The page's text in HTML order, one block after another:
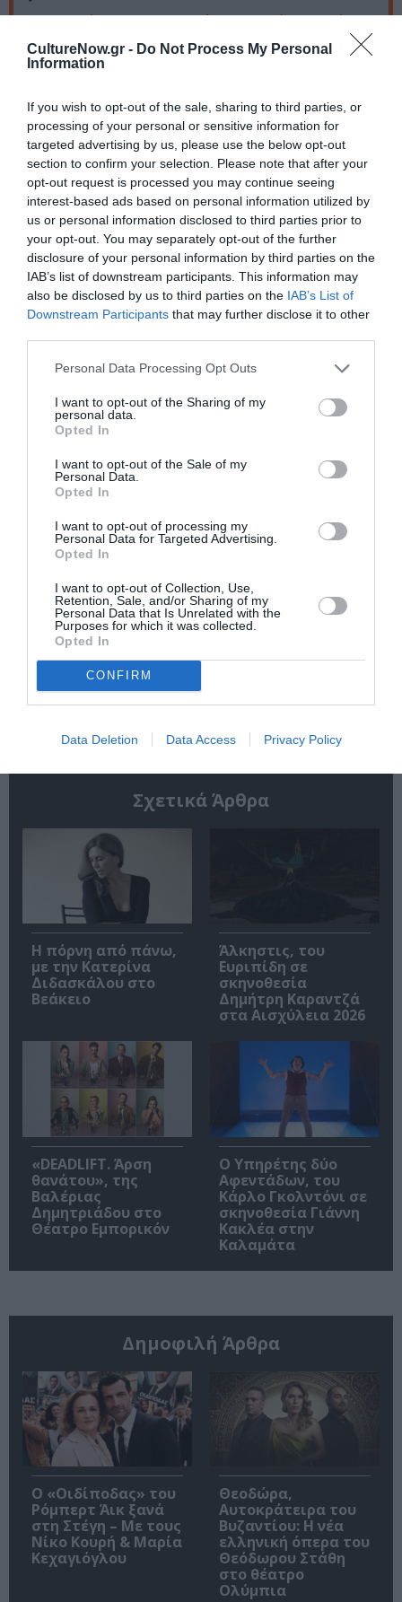
CultureNow.gr - Do Not Process My Personal
Information
If you wish to opt-out of the sale, sharing to third parties, or
processing of your personal or sensitive information for
targeted advertising by us, please use the below opt-out
section to confirm your selection. Please note that after your
opt-out request is processed you may continue seeing
interest-based ads based on personal information utilized by
us or personal information disclosed to third parties prior to
your opt-out. You may separately opt-out of the further
disclosure of your personal information by third parties on the
IAB’s list of downstream participants. This information may
also be disclosed by us to third parties on the IAB’s List of
Downstream Participants that may further disclose it to other
Personal Data Processing Opt Outs
I want to opt-out of the Sharing of my
personal data.
Opted In
I want to opt-out of the Sale of my
Personal Data.
Opted In
I want to opt-out of processing my
Personal Data for Targeted Advertising.
Opted In
I want to opt-out of Collection, Use,
Retention, Sale, and/or Sharing of my
Personal Data that Is Unrelated with the
Purposes for which it was collected.
Opted In
CONFIRM
Data Deletion Data Access Privacy Policy
Προπώληση: 13€ κανονικό, 11€ μειωμένο - Ταμείο: 15€
κανονικό, 13€ μειωμένο (φοιτητικό, ανέργων, άνω των
65, ΑΜΕΑ)
viva.gr
Πληροφορίες / Κρατήσεις:
nkt.gr
Ακολουθήστε το Culturenow.gr στοGoogle News
μάθετε πρώτοι όλες τις ειδήσεις
Δείτε όλα τατελευταία νέαγια την Τέχνη και τον
Culturenow.gr
Νέοι Διαγωνισμοί❯
Tags
ΜΑΚΗΣ ΠΑΠΑΔΗΜΗΤΡΙΟΥ
Newsletter
Κάθε βδομάδα στο e-mail σας τα τελευταία νέα για
την Τέχνη και τον Πολιτισμό!
Ακολουθήστε το Culturenow.gr
Σχετικά Άρθρα
Η πόρνη από πάνω,
με την Κατερίνα
Διδασκάλου στο
Βεάκειο
Άλκηστις, του
Ευριπίδη σε
σκηνοθεσία
Δημήτρη Καραντζά
στα Αισχύλεια 2026
«DEADLIFT. Άρση
θανάτου», της
Βαλέριας
Δημητριάδου στο
Θέατρο Εμπορικόν
Ο Υπηρέτης δύο
Αφεντάδων, του
Κάρλο Γκολντόνι σε
σκηνοθεσία Γιάννη
Κακλέα στην
Καλαμάτα
Δημοφιλή Άρθρα
O «Οιδίποδας» του
Ρόμπερτ Άικ ξανά
στη Στέγη – Με τους
Νίκο Κουρή & Μαρία
Κεχαγιόγλου
Θεοδώρα,
Αυτοκράτειρα του
Βυζαντίου: Η νέα
ελληνική όπερα του
Θεόδωρου Στάθη
στο θέατρο
Ολύμπια